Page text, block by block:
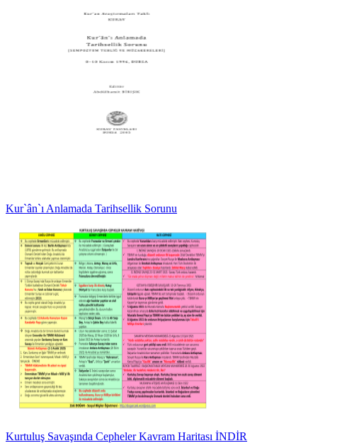
Kur`ân`ı Anlamada Tarihsellik Sorunu
Kurtuluş Savaşında Cepheler Kavram Haritası İNDİR